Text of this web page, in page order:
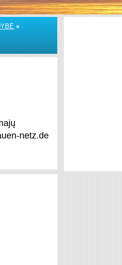
»
netz.de